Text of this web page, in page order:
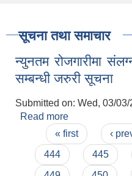
सूचना तथा समाचार
न्युनतम रोजगारीमा
सम्बन्धी जरुरी सूचना
Submitted on: Wed, 03/
Read more
सम्बन्धी जरुरी
Pages« first ‹
444
445